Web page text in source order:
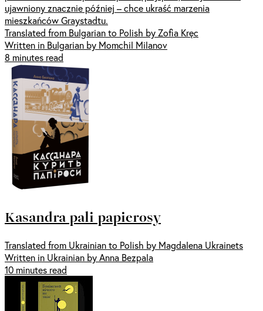
ujawniony znacznie później – chce ukraść marzenia
mieszkańców Graystadtu.
Translated from Bulgarian to Polish by Zofia Kręc
Written in Bulgarian by Momchil Milanov
8 minutes read
Kasandra pali papierosy
Translated from Ukrainian to Polish by Magdalena Ukrainets
Written in Ukrainian by Anna Bezpala
10 minutes read